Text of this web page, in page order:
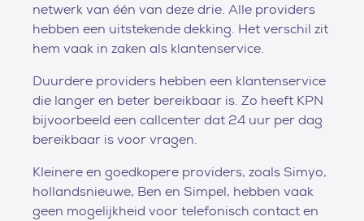
netwerk van één van deze drie. Alle providers
hebben een uitstekende dekking. Het verschil zit
hem vaak in zaken als klantenservice.
Duurdere providers hebben een klantenservice
die langer en beter bereikbaar is. Zo heeft KPN
bijvoorbeeld een callcenter dat 24 uur per dag
bereikbaar is voor vragen.
Kleinere en goedkopere providers, zoals Simyo,
hollandsnieuwe, Ben en Simpel, hebben vaak
geen mogelijkheid voor telefonisch contact en